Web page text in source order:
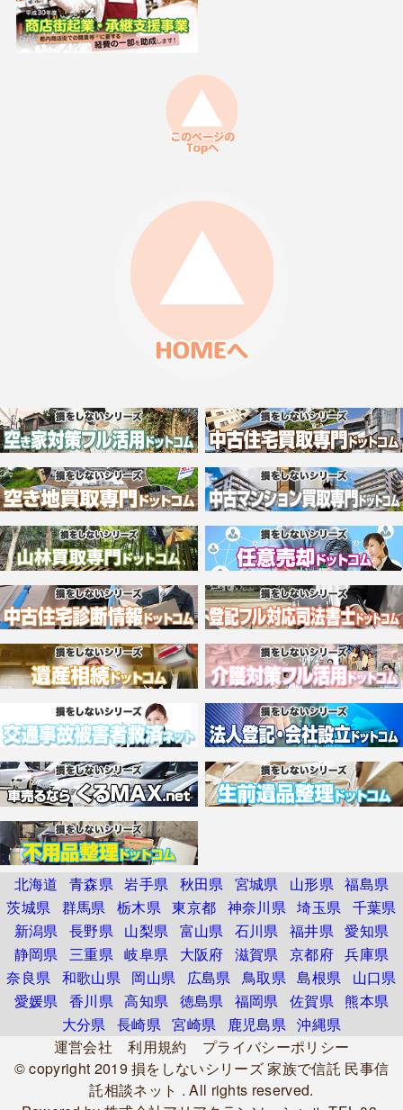
北海道 青森県 岩手県 秋田県 宮城県 山形県 福島県
茨城県 群馬県 栃木県 東京都 神奈川県 埼玉県 千葉県
新潟県 長野県 山梨県 富山県 石川県 福井県 愛知県
静岡県 三重県 岐阜県 大阪府 滋賀県 京都府 兵庫県
奈良県 和歌山県 岡山県 広島県 鳥取県 島根県
山口県
愛媛県 香川県 高知県 徳島県 福岡県 佐賀県 熊本県
大分県 長崎県 宮崎県 鹿児島県 沖縄県
運営会社
利用規約
プライバシーポリシー
© copyright 2019損をしないシリーズ 家族で信託 民事信
託相談ネット . All rights reserved.